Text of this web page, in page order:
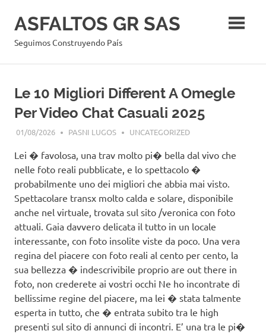
ASFALTOS GR SAS
Seguimos Construyendo País
Le 10 Migliori Different A Omegle
Per Video Chat Casuali 2025
01/08/2026 PASNI LUGOS UNCATEGORIZED
Lei � favolosa, una trav molto pi� bella dal vivo che
nelle foto reali pubblicate, e lo spettacolo �
probabilmente uno dei migliori che abbia mai visto.
Spettacolare transx molto calda e solare, disponibile
anche nel virtuale, trovata sul sito /veronica con foto
attuali. Gaia davvero delicata il tutto in un locale
interessante, con foto insolite viste da poco. Una vera
regina del piacere con foto reali al cento per cento, la
sua bellezza � indescrivibile proprio are out there in
foto, non crederete ai vostri occhi Ne ho incontrate di
bellissime regine del piacere, ma lei � stata talmente
esperta in tutto, che � entrata subito tra le high
presenti sul sito di annunci di incontri. E’ una tra le pi�